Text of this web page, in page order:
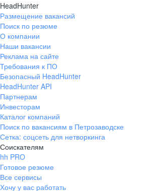
HeadHunter
Размещение вакансий
Поиск по резюме
О компании
Наши вакансии
Реклама на сайте
Требования к ПО
Безопасный HeadHunter
HeadHunter API
Партнерам
Инвесторам
Каталог компаний
Поиск по вакансиям в Петрозаводске
Сетка: соцсеть для нетворкинга
Соискателям
hh PRO
Готовое резюме
Все сервисы
Хочу у вас работать